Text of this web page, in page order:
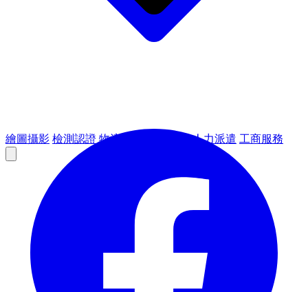
繪圖攝影 檢測認證 物流倉儲 人力派遣 工商服務